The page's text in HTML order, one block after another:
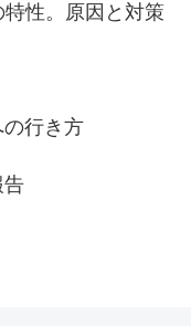
特性。原因と対策
行き方
告